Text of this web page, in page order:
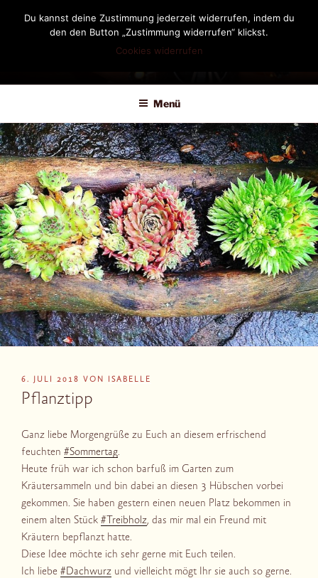
DIANDRA-CIRCLE
Menü
VERÖFFENTLICHT
AM
6. JULI 2018 VON ISABELLE
Pflanztipp
Ganz liebe Morgengrüße zu Euch an diesem erfrischend
feuchten #Sommertag.
Heute früh war ich schon barfuß im Garten zum
Kräutersammeln und bin dabei an diesen 3 Hübschen vorbei
gekommen. Sie haben gestern einen neuen Platz bekommen in
einem alten Stück #Treibholz, das mir mal ein Freund mit
Kräutern bepflanzt hatte.
Diese Idee möchte ich sehr gerne mit Euch teilen.
Ich liebe #Dachwurz und vielleicht mögt Ihr sie auch so gerne.
Du kannst deine Zustimmung jederzeit widerrufen, indem du
den den Button „Zustimmung widerrufen“ klickst.
Cookies widerrufen